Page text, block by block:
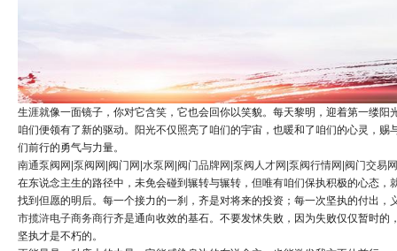
生涯就像一面镜子，你对它含笑，它也会回你以笑貌。每天黎明，迎着第一缕阳
咱们便领有了新的驱动。阳光不仅照亮了咱们的宇宙，也暖和了咱们的心灵，赐
们前行的勇气与力量。
南通泵阀网|泵阀网|阀门网|水泵网|阀门品牌网|泵阀人才网|泵阀行情网|阀门交易网
在东说念主生的路径中，未免会碰到辗转与辗转，但唯有咱们保执积极的心态，
找到但愿的明后。每一个接力的一刹，齐是对将来的投资；每一次坚执的付出，
市揽浒电子商务商行齐是通向收效的基石。不要发怵失败，因为失败仅仅暂时的
坚执才是不朽的。